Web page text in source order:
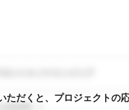
ただくと、プロジェクトの